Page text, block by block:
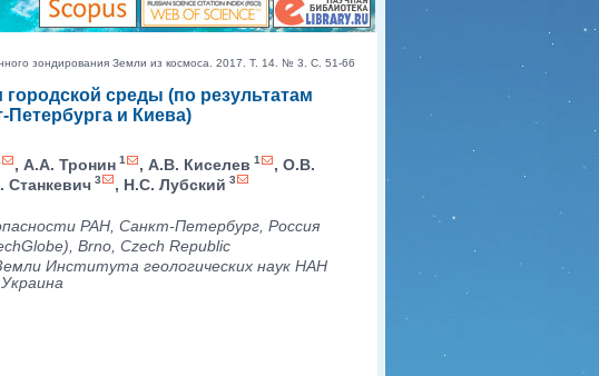
зондирования Земли из космоса. 2017. Т. 14. № 3. С. 51-66
среды (по результатам
и Киева)
, А.А. Тронин 1 , А.В. Киселев 1
, О.В.
Станкевич 3 , Н.С. Лубский 3
РАН, Санкт-Петербург, Россия
Brno, Czech Republic
Института геологических наук НАН